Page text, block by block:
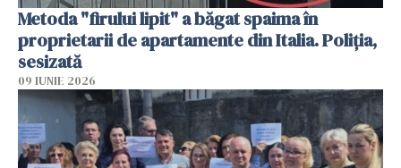
Metoda "firului lipit" a băgat spaima în
proprietarii de apartamente din Italia. Poliția,
sesizată
09 IUNIE 2026